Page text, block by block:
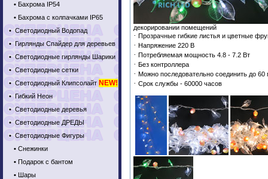
• Бахрома IP54
• Бахрома с колпачками IP65
•Светодиодный Водопад
•Гирлянды Спайдер для деревьев
•Светодиодные гирлянды Шарики
•Светодиодные сетки
•Светодиодный Клипсолайт NEW!
•Гибкий Неон
•Светодиодные деревья
•Светодиодные ДРЕДЫ
•Светодиодные Фигуры
• Снежинки
• Подарок с бантом
• Шары
декорировании помещений
· Прозрачные гибкие листья и цветные
· Напряжение 220 В
· Потребляемая мощность 4.8 - 7.2 Вт
· Без контроллера
· Можно последовательно соединить до 60
· Срок службы - 60000 часов